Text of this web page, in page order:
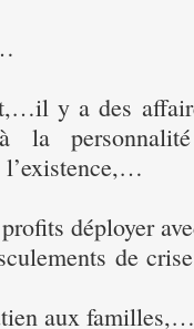
y a des
à la
l’existence,…
déployer
de
aux familles,…